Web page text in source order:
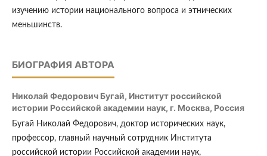
изучению истории национального вопроса и этнических
меньшинств.
БИОГРАФИЯ АВТОРА
Николай Федорович Бугай, Институт российской
истории Российской академии наук, г. Москва, Россия
Бугай Николай Федорович, доктор исторических наук,
профессор, главный научный сотрудник Института
российской истории Российской академии наук,